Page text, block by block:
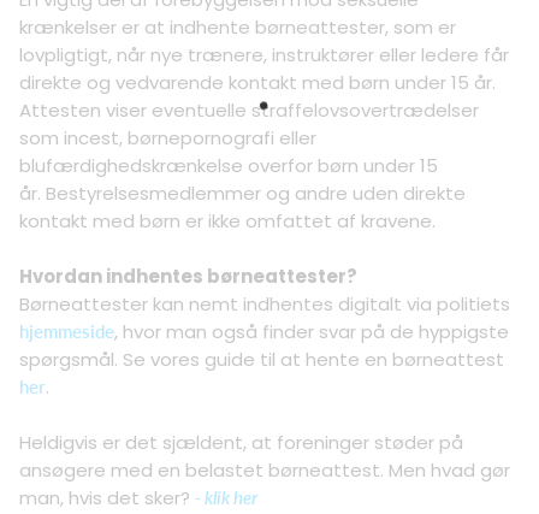
krænkelser er at indhente børneattester, som er
lovpligtigt, når nye trænere, instruktører eller ledere får
direkte og vedvarende kontakt med børn under 15 år.
Attesten viser eventuelle straffelovsovertrædelser
som incest, børnepornografi eller
blufærdighedskrænkelse overfor børn under 15
år. Bestyrelsesmedlemmer og andre uden direkte
kontakt med børn er ikke omfattet af kravene.
Hvordan indhentes børneattester?
Børneattester kan nemt indhentes digitalt via politiets
hjemmeside, hvor man også finder svar på de hyppigste
spørgsmål. Se vores guide til at hente en børneattest
her.
Heldigvis er det sjældent, at foreninger støder på
ansøgere med en belastet børneattest. Men hvad gør
man, hvis det sker? - klik her